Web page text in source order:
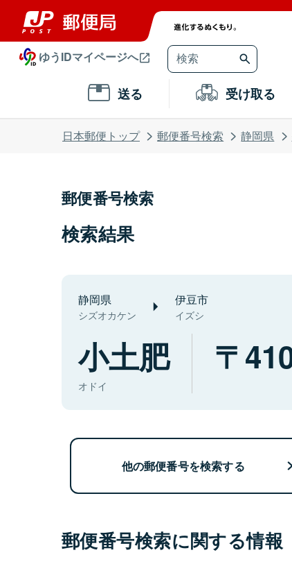
ゆうIDマイページへ
送る 受け取る
日本郵便トップ 郵便番号検索 静岡県
郵便番号検索
検索結果
静岡県
シズオカケン
伊豆市
イズシ
小土肥
オドイ
他の郵便番号を検索する
郵便番号検索に関する情報